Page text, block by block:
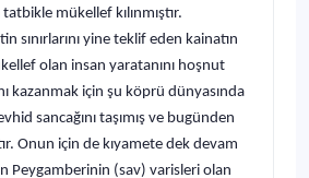
mükellef kılınmıştır.
sınırlarını yine teklif eden kainatın
olan insan yaratanını hoşnut
kazanmak için şu köprü dünyasında
sancağını taşımış ve bugünden
Onun için de kıyamete dek devam
Peygamberinin (sav) varisleri olan